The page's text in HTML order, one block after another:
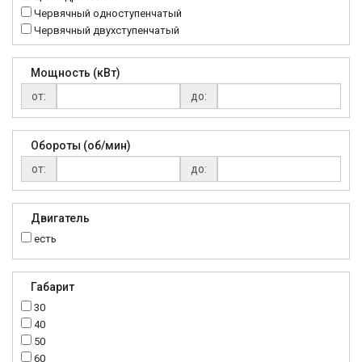
Червячный одноступенчатый
Червячный двухступенчатый
Мощность (кВт)
от:
до:
Обороты (об/мин)
от:
до:
Двигатель
есть
Габарит
30
40
50
60